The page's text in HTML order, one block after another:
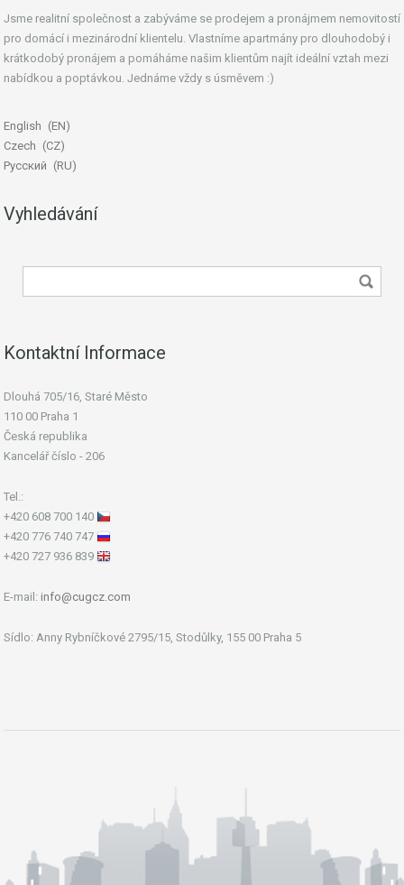
Jsme realitní společnost a zabýváme se prodejem a pronájmem nemovitostí
pro domácí i mezinárodní klientelu. Vlastníme apartmány pro dlouhodobý i
krátkodobý pronájem a pomáháme našim klientům najít ideální vztah mezi
nabídkou a poptávkou. Jednáme vždy s úsměvem :)
English
EN
Czech
CZ
Русский
RU
Vyhledávání
Kontaktní Informace
Dlouhá 705/16, Staré Město
110 00 Praha 1
Česká republika
Kancelář číslo - 206
Tel.:
+420 608 700 140
+420 776 740 747
+420 727 936 839
E-mail: info@cugcz.com
Sídlo: Anny Rybníčkové 2795/15, Stodůlky, 155 00 Praha 5